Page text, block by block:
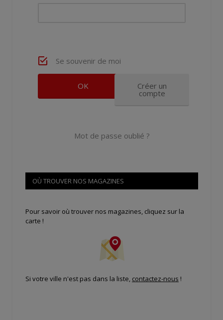
Se souvenir de moi
Créer un
compte
Mot de passe oublié ?
OÙ TROUVER NOS MAGAZINES
Pour savoir où trouver nos magazines, cliquez sur la
carte !
Si votre ville n'est pas dans la liste, contactez-nous !